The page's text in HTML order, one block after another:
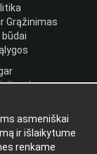
Grąžinimas
asmeniškai
ir išlaikytume
renkame